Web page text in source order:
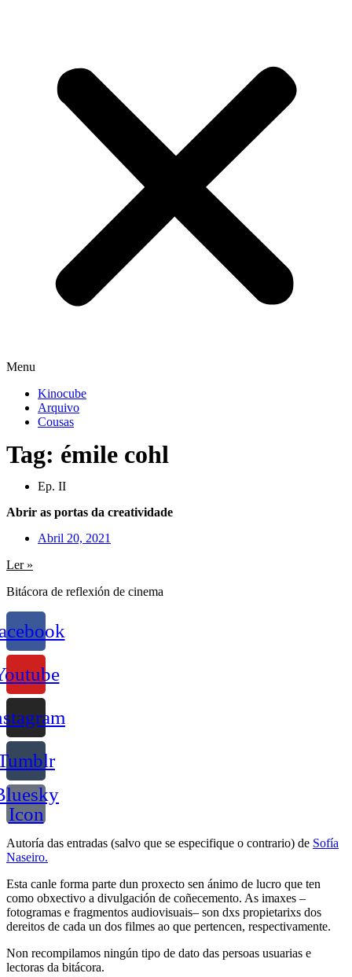
Menu
Kinocube
Arquivo
Cousas
Tag: émile cohl
Ep. II
Abrir as portas da creatividade
Abril 20, 2021
Ler »
Bitácora de reflexión de cinema
Icon
Autoría das entradas (salvo que se especifique o contrario) de Sofía
Naseiro.
Esta canle forma parte dun proxecto sen ánimo de lucro que ten
como obxectivo a divulgación de coñecemento. As imaxes –
fotogramas e fragmentos audiovisuais– son dxs propietarixs dos
dereitos de cada un dos filmes ao que pertencen, respectivamente.
Non recompilamos ningún tipo de dato das persoas usuarias e
lectoras da bitácora.